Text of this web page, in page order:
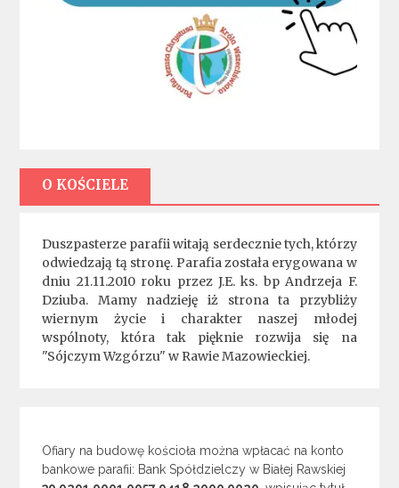
O KOŚCIELE
Duszpasterze parafii witają serdecznie tych, którzy
odwiedzają tą stronę. Parafia została erygowana w
dniu 21.11.2010 roku przez J.E. ks. bp Andrzeja F.
Dziuba. Mamy nadzieję iż strona ta przybliży
wiernym życie i charakter naszej młodej
wspólnoty, która tak pięknie rozwija się na
"Sójczym Wzgórzu" w Rawie Mazowieckiej.
Ofiary na budowę kościoła można wpłacać na konto
bankowe parafii: Bank Spółdzielczy w Białej Rawskiej